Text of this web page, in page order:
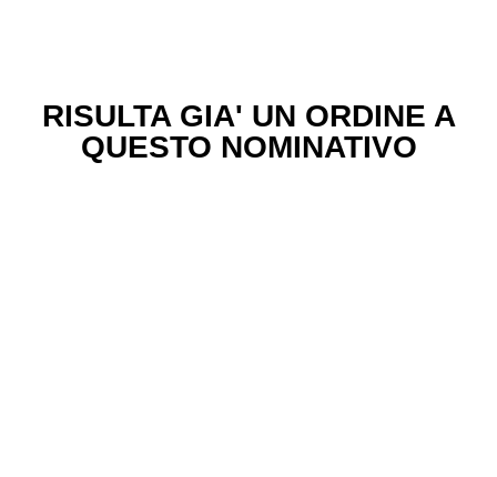
RISULTA GIA' UN ORDINE A
QUESTO NOMINATIVO